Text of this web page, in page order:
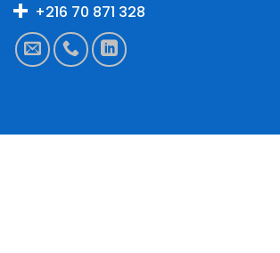
+216 70 871 328